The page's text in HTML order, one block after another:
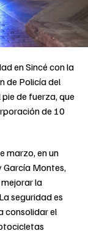
en Sincé con la
de Policía del
de fuerza, que
de 10
marzo, en un
Montes,
la
seguridad es
consolidar el